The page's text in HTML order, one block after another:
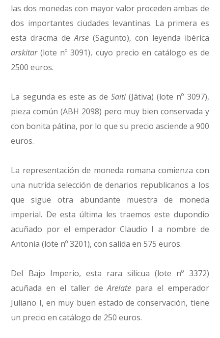
las dos monedas con mayor valor proceden ambas de
dos importantes ciudades levantinas. La primera es
esta dracma deArse (Sagunto), con leyenda ibérica
arskitar(lote nº 3091), cuyo precio en catálogo es de
2500 euros.
La segunda es este as deSaiti(Játiva) (lote nº 3097),
pieza común (ABH 2098) pero muy bien conservada y
con bonita pátina, por lo que su precio asciende a 900
euros.
La representación de moneda romana comienza con
una nutrida selección de denarios republicanos a los
que sigue otra abundante muestra de moneda
imperial. De esta última les traemos este dupondio
acuñado por el emperador Claudio I a nombre de
Antonia (lote nº 3201), con salida en 575 euros.
Del Bajo Imperio, esta rara silicua (lote nº 3372)
acuñada en el taller deArelate para el emperador
Juliano I, en muy buen estado de conservación, tiene
un precio en catálogo de 250 euros.